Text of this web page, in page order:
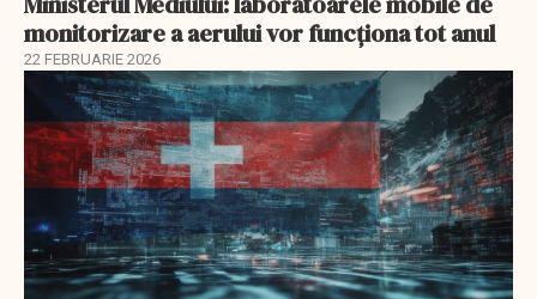
monitorizare a aerului vor funcționa tot anul
22 FEBRUARIE 2026